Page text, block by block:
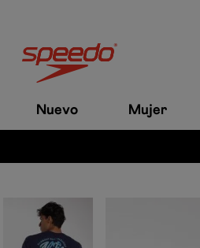
Nuevo Mujer